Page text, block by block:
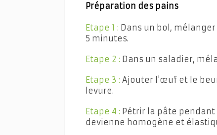
Préparation des pains
Etape 1 : Dans un bol,
5 minutes.
Etape 2 : Dans un saladier,
Etape 3 : Ajouter l'œuf et le
levure.
Etape 4 : Pétrir la pâte
devienne homogène et